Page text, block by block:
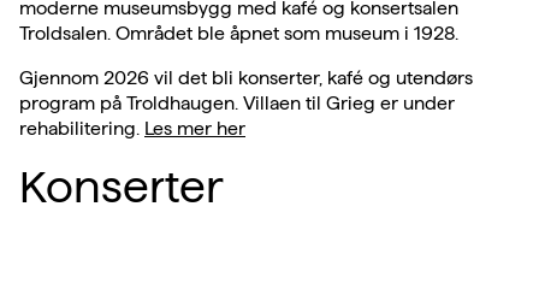
moderne museumsbygg med kafé og konsertsalen
Troldsalen. Området ble åpnet som museum i 1928.
Gjennom 2026 vil det bli konserter, kafé og utendørs
program på Troldhaugen. Villaen til Grieg er under
rehabilitering. Les mer her
Konserter